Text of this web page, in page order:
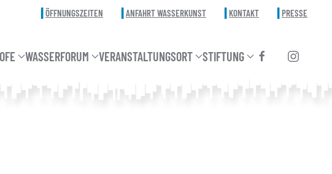
ÖFFNUNGSZEITEN ANFAHRT WASSERKUNST KONTAKT PRESSE
WASSERFORUM VERANSTALTUNGSORT STIFTUNG